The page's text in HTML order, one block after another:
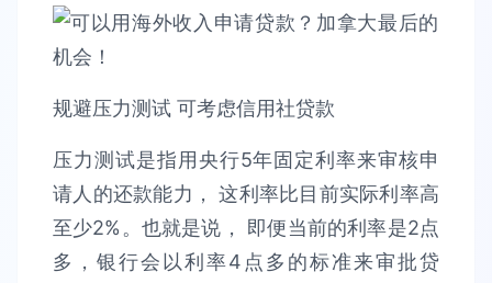
规避压力测试 可考虑信用社贷款
压力测试是指用央行5年固定利率来审核申
请人的还款能力， 这利率比目前实际利率高
至少2%。也就是说， 即便当前的利率是2点
多，银行会以利率4点多的标准来审批贷